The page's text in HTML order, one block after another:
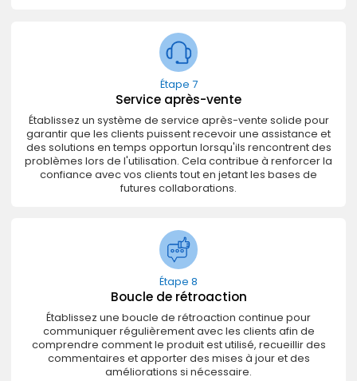
Étape 7
Service après-vente
Établissez un système de service après-vente solide pour
garantir que les clients puissent recevoir une assistance et
des solutions en temps opportun lorsqu'ils rencontrent des
problèmes lors de l'utilisation. Cela contribue à renforcer la
confiance avec vos clients tout en jetant les bases de
futures collaborations.
Étape 8
Boucle de rétroaction
Établissez une boucle de rétroaction continue pour
communiquer régulièrement avec les clients afin de
comprendre comment le produit est utilisé, recueillir des
commentaires et apporter des mises à jour et des
améliorations si nécessaire.